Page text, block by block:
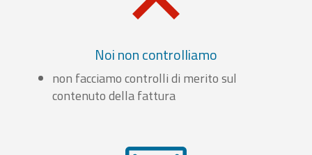
Noi non controlliamo
non facciamo controlli di merito sul
contenuto della fattura